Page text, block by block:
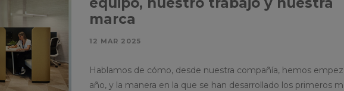
marca
12 MAR 2025
Hablamos de cómo, desde nuestra compañía, hemos
año, y la manera en la que se han desarrollado los primeros